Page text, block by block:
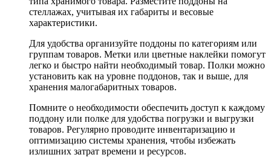
стеллажах, учитывая их габариты и весовые
характеристики.
Для удобства организуйте поддоны по категориям или
группам товаров. Метки или цветные наклейки помогут
легко и быстро найти необходимый товар. Полки можно
установить как на уровне поддонов, так и выше, для
хранения малогабаритных товаров.
Помните о необходимости обеспечить доступ к каждому
поддону или полке для удобства погрузки и выгрузки
товаров. Регулярно проводите инвентаризацию и
оптимизацию системы хранения, чтобы избежать
излишних затрат времени и ресурсов.